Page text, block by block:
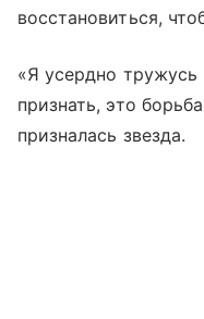
восстановиться,
«Я усердно
признать, это
призналась звезда.